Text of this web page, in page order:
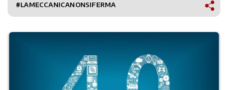
#LAMECCANICANONSIFERMA